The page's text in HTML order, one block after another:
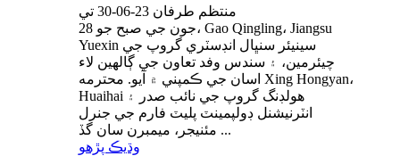
منتظم طرفان 23-06-30 تي
28 جون جي صبح جو، Gao Qingling، Jiangsu
Yuexin سينيئر سنڀال انڊسٽري گروپ جي
چيئرمين، ۽ سندس وفد تعاون جي ڳالهين لاء
اسان جي ڪمپني ۾ آيو. محترمه Xing Hongyan،
Huaihai هولڊنگ گروپ جي نائب صدر ۽
انٽرنيشنل ڊولپمينٽ پليٽ فارم جي جنرل
مئنيجر، ميمبرن سان گڏ ...
وڌيڪ پڙهو